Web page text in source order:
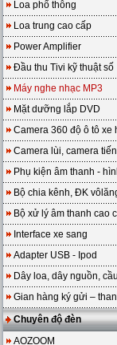
Loa phổ thông
Loa trung cao cấp
Power Amplifier
Đầu thu Tivi kỹ thuật số
Máy nghe nhạc MP3
Mặt dưỡng lắp DVD
Camera 360 độ ô tô xe
Camera lùi, camera
Phụ kiện âm thanh -
Bộ chia kênh, ĐK
Bộ xử lý âm thanh cao
Interface xe sang
Adapter USB - Ipod
Dây loa, dây nguồn,
Gian hàng ký gửi –
Chuyên độ đèn
AOZOOM